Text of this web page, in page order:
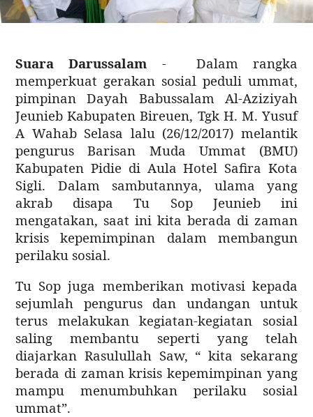
Suara Darussalam - Dalam rangka
memperkuat gerakan sosial peduli ummat,
pimpinan Dayah Babussalam Al-Aziziyah
Jeunieb Kabupaten Bireuen, Tgk H. M. Yusuf
A Wahab Selasa lalu (26/12/2017) melantik
pengurus Barisan Muda Ummat (BMU)
Kabupaten Pidie di Aula Hotel Safira Kota
Sigli. Dalam sambutannya, ulama yang
akrab disapa Tu Sop Jeunieb ini
mengatakan, saat ini kita berada di zaman
krisis kepemimpinan dalam membangun
perilaku sosial.
Tu Sop juga memberikan motivasi kepada
sejumlah pengurus dan undangan untuk
terus melakukan kegiatan-kegiatan sosial
saling membantu seperti yang telah
diajarkan Rasulullah Saw, “ kita sekarang
berada di zaman krisis kepemimpinan yang
mampu menumbuhkan perilaku sosial
ummat”.